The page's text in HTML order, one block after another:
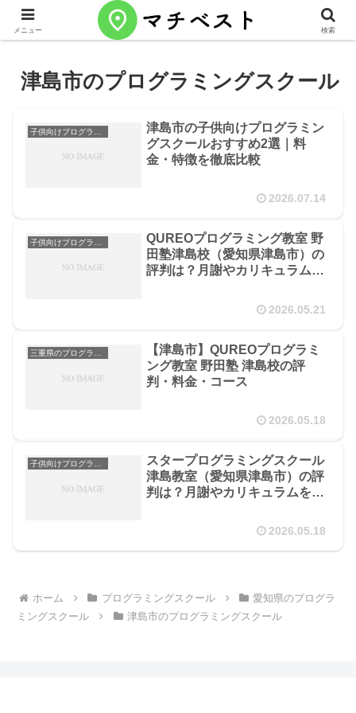
津島市のプログラミングスクール
津島市の子供向けプログラミン
グスクールおすすめ2選｜料
金・特徴を徹底比較
2026.07.14
QUREOプログラミング教室 野
田塾津島校（愛知県津島市）の
評判は？月謝やカリキュラムを
2026.05.21
【津島市】QUREOプログラミ
ング教室 野田塾 津島校の評
判・料金・コース
2026.05.18
スタープログラミングスクール
津島教室（愛知県津島市）の評
判は？月謝やカリキュラムを徹
2026.05.18
ホーム プログラミングスクール
愛知県のプログラ
ミングスクール
津島市のプログラミングスクール
メニュー 検索